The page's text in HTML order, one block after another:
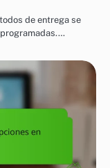
de entrega se